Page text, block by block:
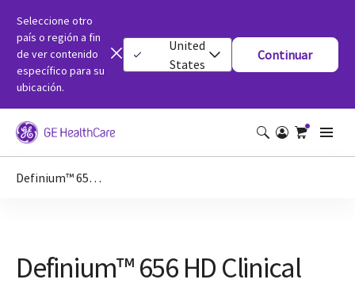
Seleccione otro
país o región a fin
de ver contenido
específico para su
ubicación.
United
States
Continuar
Definium™ 656 HD Clinical images
Definium™ 656 HD Clinical